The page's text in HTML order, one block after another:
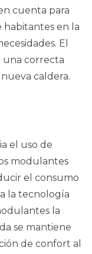
cuenta para
habitantes en la
El
correcta
caldera.
el uso de
modulantes
el consumo
la tecnología
la
se mantiene
de confort al